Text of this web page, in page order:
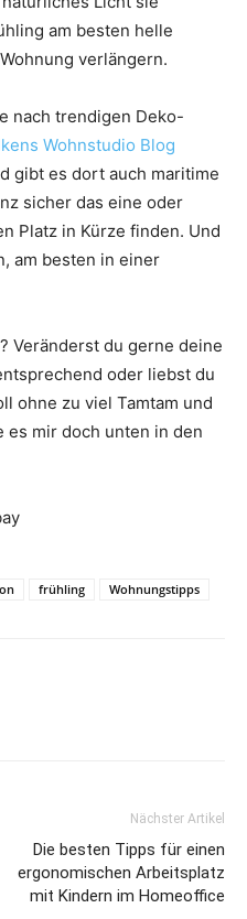
am besten helle
verlängern.
nach trendigen Deko-
Wohnstudio Blog
gibt es dort auch maritime
sicher das eine oder
Platz in Kürze finden. Und
am besten in einer
Veränderst du gerne deine
oder liebst du
ohne zu viel Tamtam und
es mir doch unten in den
frühling Wohnungstipps
Nächster Artikel
Die besten Tipps für einen
ergonomischen Arbeitsplatz
mit Kindern im Homeoffice